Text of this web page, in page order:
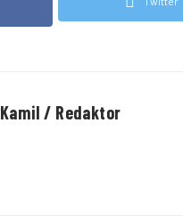
Kamil / Redaktor